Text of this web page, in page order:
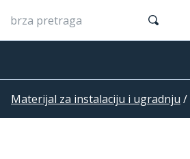
Materijal za instalaciju i ugradnju /